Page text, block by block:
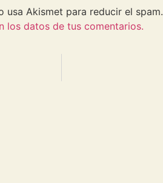
usa Akismet para reducir el spam.
los datos de tus comentarios.